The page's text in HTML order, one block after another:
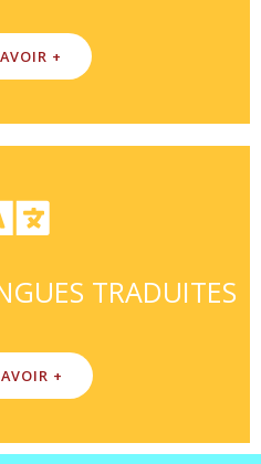
+
TRADUITES
+